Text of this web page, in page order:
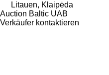
Litauen, Klaipėda
Auction Baltic UAB
Verkäufer kontaktieren